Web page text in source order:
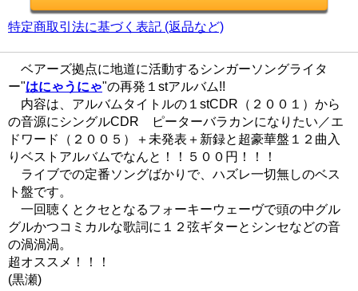
特定商取引法に基づく表記 (返品など)
ベアーズ拠点に地道に活動するシンガーソングライタ
ー"はにゃうにゃ"の再発１stアルバム!!
内容は、アルバムタイトルの１stCDR（２００１）から
の音源にシングルCDR ピーターバラカンになりたい／エ
ドワード（２００５）＋未発表＋新録と超豪華盤１２曲入
りベストアルバムでなんと！！５００円！！！
ライブでの定番ソングばかりで、ハズレ一切無しのベス
ト盤です。
一回聴くとクセとなるフォーキーウェーヴで頭の中グル
グルかつコミカルな歌詞に１２弦ギターとシンセなどの音
の渦渦渦。
超オススメ！！！
(黒瀬)